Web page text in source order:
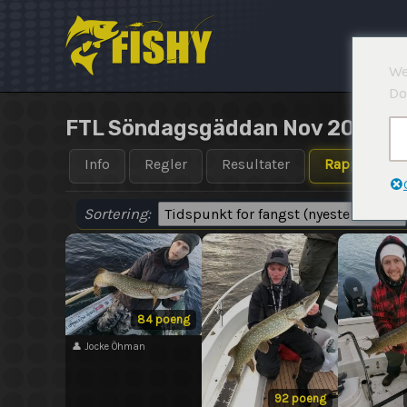
FTL Söndagsgäddan Nov 2020
Info Regler Resultater Rapporter
Sortering:
84 poeng
👤 Jocke Öhman
92 poeng